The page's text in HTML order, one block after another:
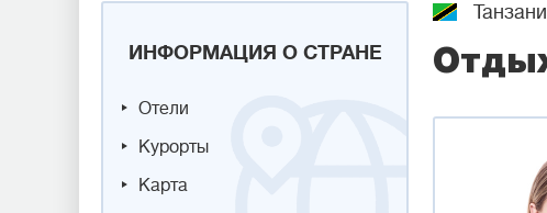
ИНФОРМАЦИЯ О СТРАНЕ
Отели
Курорты
Карта